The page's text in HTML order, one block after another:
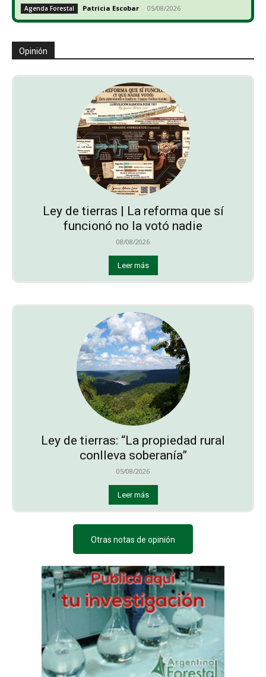
Agenda Forestal Patricia Escobar - 05/08/2026
Opinión
Ley de tierras | La reforma que sí
funcionó no la votó nadie
08/08/2026
Leer más
Ley de tierras: “La propiedad rural
conlleva soberanía”
05/08/2026
Leer más
Otras notas de opinión